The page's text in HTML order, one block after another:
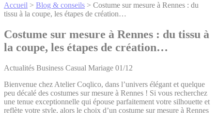
Accueil > Blog & conseils > Costume sur mesure à Rennes : du
tissu à la coupe, les étapes de création…
Costume sur mesure à Rennes : du tissu à
la coupe, les étapes de création…
Actualités Business Casual Mariage 01/12
Bienvenue chez Atelier Coqlico, dans l’univers élégant et quelque
peu décalé des costumes sur mesure à Rennes ! Si vous recherchez
une tenue exceptionnelle qui épouse parfaitement votre silhouette et
reflète votre style, alors le choix d’un costume sur mesure à Rennes